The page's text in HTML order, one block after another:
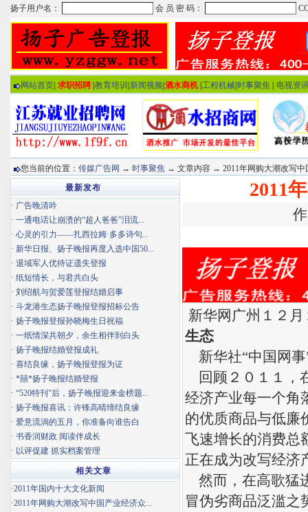
网站首页 求职招聘 教育培训 新闻视频 酒水商机 工程机械 时事聚焦 电视资
您当前的位置： 传媒广告网 → 时事聚焦 → 文章内容 → 2011年网购大潮改写中
2011
新华网广州１２
生态
新华社“中国网事
回顾２０１１，
经济产业每一个角
的优质商品与低廉
飞速增长的消费
正在成为改写经济
然而，在高歌猛
冒伪劣商品泛滥之
最新发布
· 广告晚清吟
· 一通电话让崩溃的“超人爸爸”泪流...
· 心灵的引力——扎西拉姆·多多诗句...
· 新华日报、扬子晚报再度入选中国50...
· 退域军人优待证遗失登报
· 纸短情长，与君共白头
· 刘绍航与贺爱莲登报结婚启事
· 斗龙港生态扬子晚报登报招标公告
· 扬子晚报登报孙晓梅生日祝福
· 一纸情深共朝夕，余生相伴到白头
· 扬子晚报结婚登报成礼
· 喜结良缘，扬子晚报登报为证
· *囍*扬子晚报结婚登报
· “520特刊”后，扬子晚报迎来金榜题...
· 扬子晚报喜讯：许锋高晴缔结良缘
· 爱意流淌的五月，你准备向谁告白
· 书香润财政 阅读伴成长
· 以评促建 抓实档案管理
相关文章
·2011年国内十大文化新闻
·2011年网购大潮改写中国产业经济众...